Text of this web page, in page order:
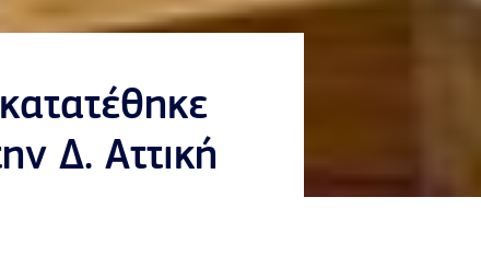
Δ. Αττική